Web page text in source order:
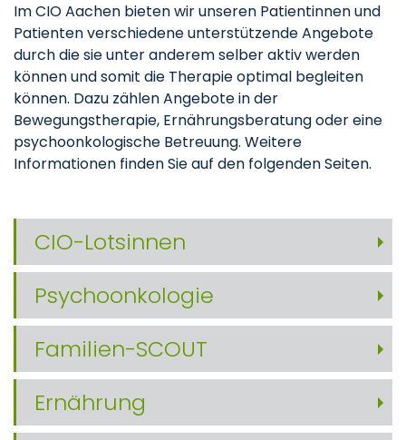
Im CIO Aachen bieten wir unseren Patientinnen und
Patienten verschiedene unterstützende Angebote
durch die sie unter anderem selber aktiv werden
können und somit die Therapie optimal begleiten
können. Dazu zählen Angebote in der
Bewegungstherapie, Ernährungsberatung oder eine
psychoonkologische Betreuung. Weitere
Informationen finden Sie auf den folgenden Seiten.
CIO-Lotsinnen
Psychoonkologie
Familien-SCOUT
Ernährung